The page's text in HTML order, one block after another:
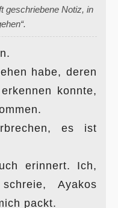
geschriebene Notiz, in
habe, deren
konnte,
es ist
erinnert. Ich,
Ayakos
packt.